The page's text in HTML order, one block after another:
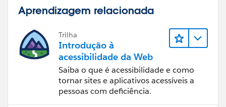
Aprendizagem relacionada
Trilha
Introdução à
acessibilidade da Web
Saiba o que é acessibilidade e como
tornar sites e aplicativos acessíveis a
pessoas com deficiência.